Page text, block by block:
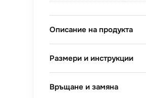
1772
Описание на продукта
Размери и инструкции
Връщане и замяна